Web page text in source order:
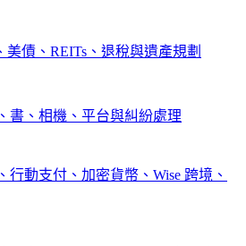
債、REITs、退稅與遺產規劃
書、相機、平台與糾紛處理
行動支付、加密貨幣、Wise 跨境、